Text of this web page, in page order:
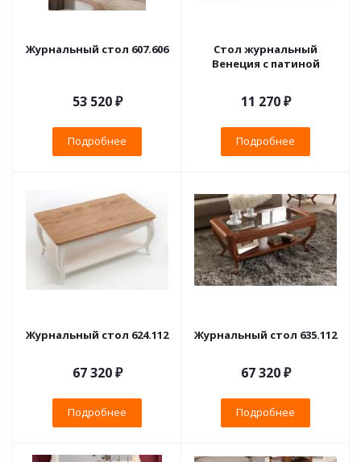
Журнальный стол 607.606
53 520 ₽
Подробнее
Стол журнальный
Венеция с патиной
11 270 ₽
Подробнее
Журнальный стол 624.112
67 320 ₽
Подробнее
Журнальный стол 635.112
67 320 ₽
Подробнее